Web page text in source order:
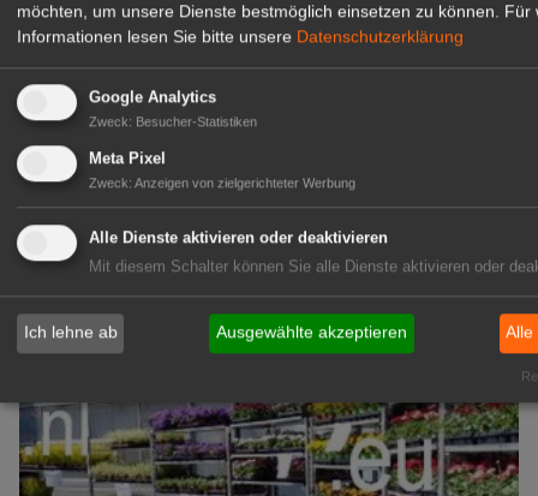
GABOT Immobilienangebote
1A-Lage, ihre Chance in der
grünen Branche
Repräsentative Immobilie für
IHREN Betrieb!
zur Anzeige
GABOT Marktplatz
möchten, um unsere Dienste bestmöglich einsetzen zu können. Für
Informationen lesen Sie bitte unsere Datenschutzerklärung
Google Analytics
Zweck: Besucher-Statistiken
Meta Pixel
Zweck: Anzeigen von zielgerichteter Werbung
Alle Dienste aktivieren oder deaktivieren
Mit diesem Schalter können Sie alle Dienste aktivieren oder
Ich lehne ab Ausgewählte akzeptieren Alle